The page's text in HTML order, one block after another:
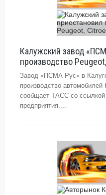
Калужский завод
производство
Завод «ПСМА Рус» в
производство
сообщает ТАСС со ссылкой
предприятия....